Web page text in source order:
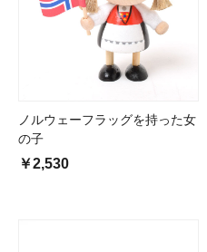
ノルウェーフラッグを持った女
の子
￥2,530